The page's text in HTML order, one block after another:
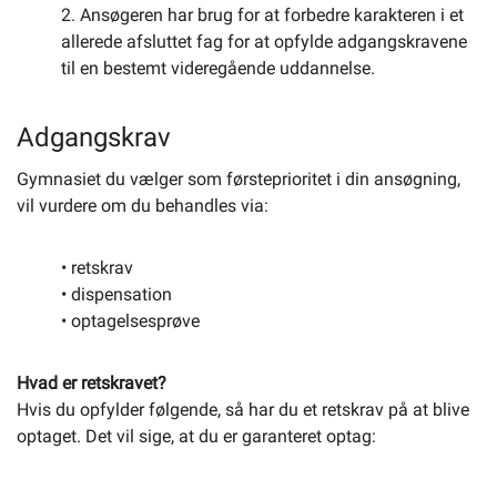
2. Ansøgeren har brug for at forbedre karakteren i et
allerede afsluttet fag for at opfylde adgangskravene
til en bestemt videregående uddannelse.
Adgangskrav
Gymnasiet du vælger som førsteprioritet i din ansøgning,
vil vurdere om du behandles via:
• retskrav
• dispensation
• optagelsesprøve
Hvad er retskravet?
Hvis du opfylder følgende, så har du et retskrav på at blive
optaget. Det vil sige, at du er garanteret optag: